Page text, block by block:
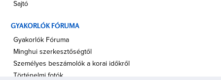
Sajtó
GYAKORLÓK FÓRUMA
Gyakorlók Fóruma
Minghui szerkesztőségtől
Személyes beszámolók a korai időkről
Történelmi fotók